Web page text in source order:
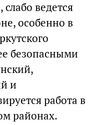
ведется
особенно в
безопасными
и
работа в
районах.